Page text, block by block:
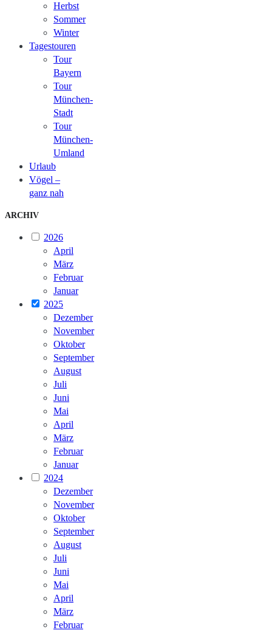
Herbst
Sommer
Winter
Tagestouren
Tour
Bayern
Tour
München-
Stadt
Tour
München-
Umland
Urlaub
Vögel –
ganz nah
ARCHIV
2026
April
März
Februar
Januar
2025
Dezember
November
Oktober
September
August
Juli
Juni
Mai
April
März
Februar
Januar
2024
Dezember
November
Oktober
September
August
Juli
Juni
Mai
April
März
Februar